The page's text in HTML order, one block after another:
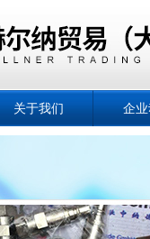
关于我们 企